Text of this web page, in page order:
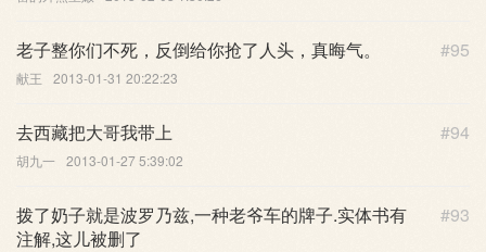
#95
老子整你们不死，反倒给你抢了人头，真晦气。
献王 2013-01-31 20:22:23
#94
去西藏把大哥我带上
胡九一 2013-01-27 5:39:02
#93
拨了奶子就是波罗乃兹,一种老爷车的牌子.实体书有
注解,这儿被删了